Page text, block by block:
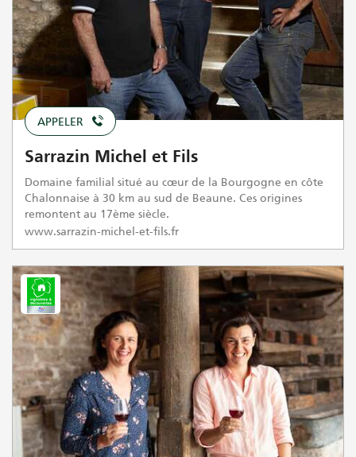
APPELER
Sarrazin Michel et Fils
Domaine familial situé au cœur de la Bourgogne en côte
Chalonnaise à 30 km au sud de Beaune. Ces origines
remontent au 17ème siècle.
www.sarrazin-michel-et-fils.fr